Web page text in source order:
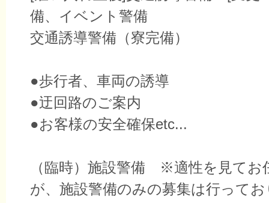
備、イベント警備
交通誘導警備（寮完備）
●歩行者、車両の誘導
●迂回路のご案内
●お客様の安全確保etc...
（臨時）施設警備 ※適性を見てお
が、施設警備のみの募集は行って